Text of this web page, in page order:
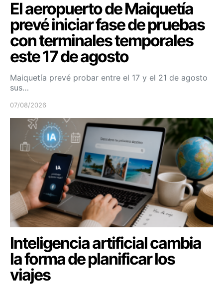
El aeropuerto de Maiquetía
prevé iniciar fase de pruebas
con terminales temporales
este 17 de agosto
Maiquetía prevé probar entre el 17 y el 21 de agosto
sus…
07/08/2026
Inteligencia artificial cambia
la forma de planificar los
viajes